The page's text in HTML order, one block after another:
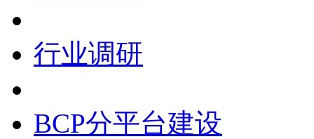
行业调研
BCP分平台建设